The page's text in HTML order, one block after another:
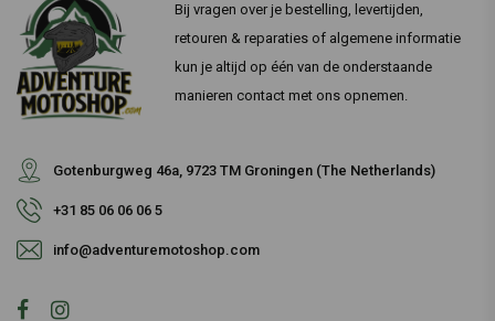
Bij vragen over je bestelling, levertijden,
retouren & reparaties of algemene informatie
kun je altijd op één van de onderstaande
manieren contact met ons opnemen.
Gotenburgweg 46a, 9723 TM Groningen (The Netherlands)
+31 85 06 06 06 5
info@adventuremotoshop.com